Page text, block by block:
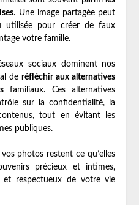
. Une image partagée peut
utilisée pour créer de faux
votre famille.
sociaux dominent nos
de réfléchir aux alternatives
familiaux. Ces alternatives
sur la confidentialité, la
tout en évitant les
publiques.
photos restent ce qu’elles
précieux et intimes,
et respectueux de votre vie